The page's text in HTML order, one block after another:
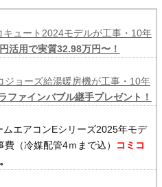
キュート2024モデルが工事・10年
活用で実質32.98万円〜！
ジョーズ給湯暖房機が工事・10年
ファインバブル継手プレゼント！
ムエアコンEシリーズ2025年モデ
（冷媒配管4ｍまで込）
コミコ